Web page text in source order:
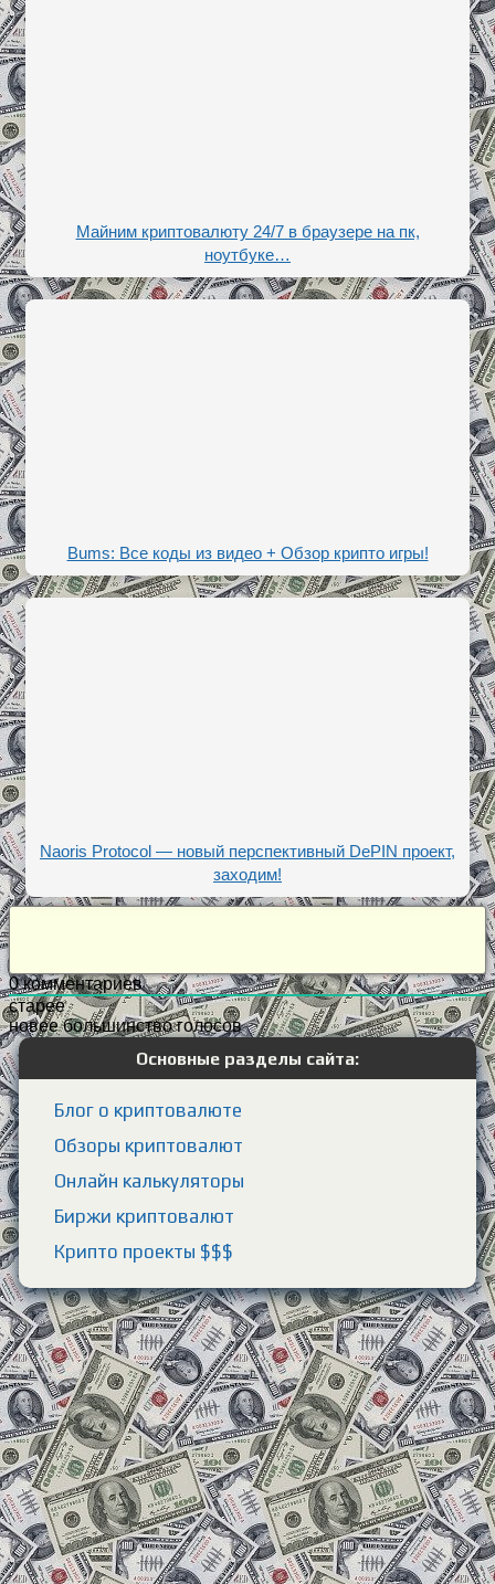
Майним криптовалюту 24/7 в браузере на пк,
ноутбуке…
Bums: Все коды из видео + Обзор крипто игры!
Naoris Protocol — новый перспективный DePIN проект,
заходим!
0комментариев
старее
новее большинство голосов
Основные разделы сайта:
Блог о криптовалюте
Обзоры криптовалют
Онлайн калькуляторы
Биржи криптовалют
Крипто проекты $$$